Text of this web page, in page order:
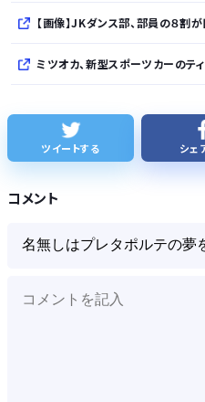
【画像】JKダンス部、部員の８割
ミツオカ、新型スポーツカーのテ
WindowsってCopilotってAI押
ツイートする シェ
コメント